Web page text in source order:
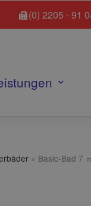
(0) 2205 - 91
» Basic-Bad 7